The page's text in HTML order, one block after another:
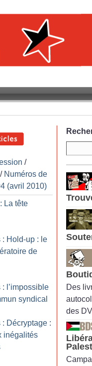
/
/ Numéros de
(avril 2010)
La tête
: Hold-up : le
de
: l’impossible
syndical
: Décryptage :
inégalités
Des
des